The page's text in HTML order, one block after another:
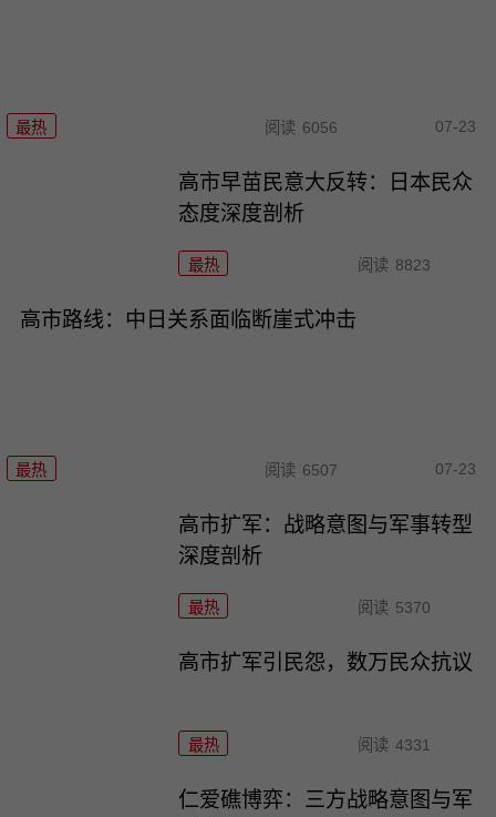
最热 阅读 6056 07-23
高市早苗民意大反转：日本民众
态度深度剖析
最热 阅读 8823
高市路线：中日关系面临断崖式冲击
最热 阅读 6507 07-23
高市扩军：战略意图与军事转型
深度剖析
最热 阅读 5370
高市扩军引民怨，数万民众抗议
最热 阅读 4331
仁爱礁博弈：三方战略意图与军